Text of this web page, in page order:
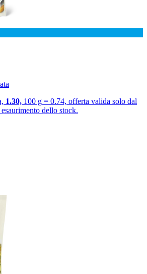
1.30, 100 g = 0.74, offerta valida solo dal
dello stock.